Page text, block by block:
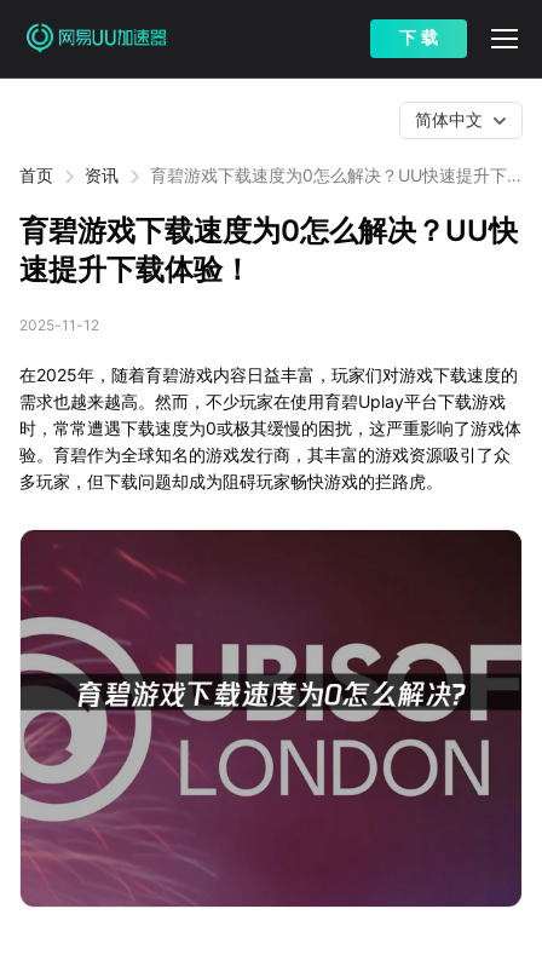
下 载
首页 资讯
育碧游戏下载速度为0怎么解决？UU快速提升下
简体中文
育碧游戏下载速度为0怎么解决？UU快
速提升下载体验！
2025-11-12
在2025年，随着育碧游戏内容日益丰富，玩家们对游戏下载速度的
需求也越来越高。然而，不少玩家在使用育碧Uplay平台下载游戏
时，常常遭遇下载速度为0或极其缓慢的困扰，这严重影响了游戏体
验。育碧作为全球知名的游戏发行商，其丰富的游戏资源吸引了众
多玩家，但下载问题却成为阻碍玩家畅快游戏的拦路虎。